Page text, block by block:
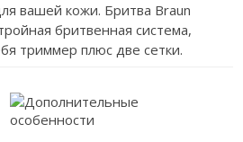
вашей кожи. Бритва Braun
бритвенная система,
триммер плюс две сетки.